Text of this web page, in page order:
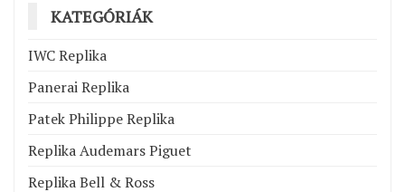
KATEGÓRIÁK
IWC Replika
Panerai Replika
Patek Philippe Replika
Replika Audemars Piguet
Replika Bell & Ross